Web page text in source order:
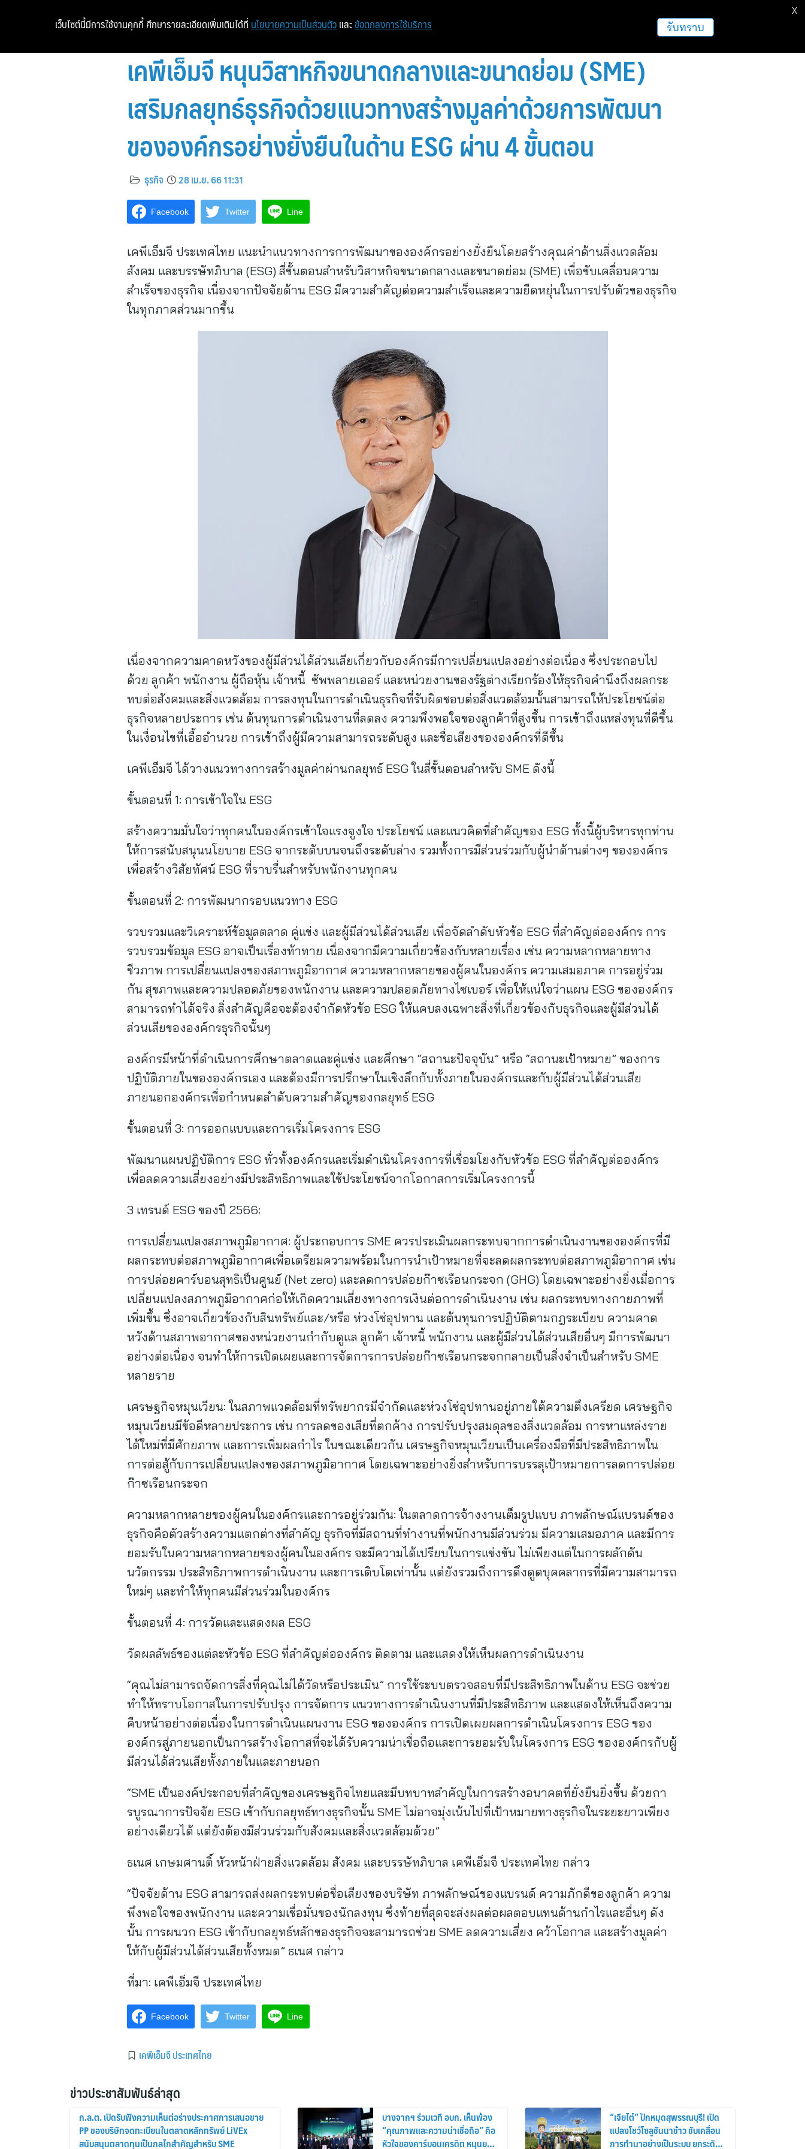
เคพีเอ็มจี หนุนวิสาหกิจขนาดกลางและขนาดย่อม (SME)
เสริมกลยุทธ์ธุรกิจด้วยแนวทางสร้างมูลค่าด้วยการพัฒนา
ขององค์กรอย่างยั่งยืนในด้าน ESG ผ่าน 4 ขั้นตอน
ธุรกิจ 28 เม.ย. 66 11:31
Facebook Twitter Line
เคพีเอ็มจี ประเทศไทย แนะนำแนวทางการการพัฒนาขององค์กรอย่างยั่งยืนโดยสร้างคุณค่าด้านสิ่งแวดล้อม
สังคม และบรรษัทภิบาล (ESG) สี่ขั้นตอนสำหรับวิสาหกิจขนาดกลางและขนาดย่อม (SME) เพื่อขับเคลื่อนความ
สำเร็จของธุรกิจ เนื่องจากปัจจัยด้าน ESG มีความสำคัญต่อความสำเร็จและความยืดหยุ่นในการปรับตัวของธุรกิจ
ในทุกภาคส่วนมากขึ้น
เนื่องจากความคาดหวังของผู้มีส่วนได้ส่วนเสียเกี่ยวกับองค์กรมีการเปลี่ยนแปลงอย่างต่อเนื่อง ซึ่งประกอบไป
ด้วย ลูกค้า พนักงาน ผู้ถือหุ้น เจ้าหนี้ ซัพพลายเออร์ และหน่วยงานของรัฐต่างเรียกร้องให้ธุรกิจคำนึงถึงผลกระ
ทบต่อสังคมและสิ่งแวดล้อม การลงทุนในการดำเนินธุรกิจที่รับผิดชอบต่อสิ่งแวดล้อมนั้นสามารถให้ประโยชน์ต่อ
ธุรกิจหลายประการ เช่น ต้นทุนการดำเนินงานที่ลดลง ความพึงพอใจของลูกค้าที่สูงขึ้น การเข้าถึงแหล่งทุนที่ดีขึ้น
ในเงื่อนไขที่เอื้ออำนวย การเข้าถึงผู้มีความสามารถระดับสูง และชื่อเสียงขององค์กรที่ดีขึ้น
เคพีเอ็มจี ได้วางแนวทางการสร้างมูลค่าผ่านกลยุทธ์ ESG ในสี่ขั้นตอนสำหรับ SME ดังนี้
ขั้นตอนที่ 1: การเข้าใจใน ESG
สร้างความมั่นใจว่าทุกคนในองค์กรเข้าใจแรงจูงใจ ประโยชน์ และแนวคิดที่สำคัญของ ESG ทั้งนี้ผู้บริหารทุกท่าน
ให้การสนับสนุนนโยบาย ESG จากระดับบนจนถึงระดับล่าง รวมทั้งการมีส่วนร่วมกับผู้นำด้านต่างๆ ขององค์กร
เพื่อสร้างวิสัยทัศน์ ESG ที่ราบรื่นสำหรับพนักงานทุกคน
ขั้นตอนที่ 2: การพัฒนากรอบแนวทาง ESG
รวบรวมและวิเคราะห์ข้อมูลตลาด คู่แข่ง และผู้มีส่วนได้ส่วนเสีย เพื่อจัดลำดับหัวข้อ ESG ที่สำคัญต่อองค์กร การ
รวบรวมข้อมูล ESG อาจเป็นเรื่องท้าทาย เนื่องจากมีความเกี่ยวข้องกับหลายเรื่อง เช่น ความหลากหลายทาง
ชีวภาพ การเปลี่ยนแปลงของสภาพภูมิอากาศ ความหลากหลายของผู้คนในองค์กร ความเสมอภาค การอยู่ร่วม
กัน สุขภาพและความปลอดภัยของพนักงาน และความปลอดภัยทางไซเบอร์ เพื่อให้แน่ใจว่าแผน ESG ขององค์กร
สามารถทำได้จริง สิ่งสำคัญคือจะต้องจำกัดหัวข้อ ESG ให้แคบลงเฉพาะสิ่งที่เกี่ยวข้องกับธุรกิจและผู้มีส่วนได้
ส่วนเสียขององค์กรธุรกิจนั้นๆ
องค์กรมีหน้าที่ดำเนินการศึกษาตลาดและคู่แข่ง และศึกษา “สถานะปัจจุบัน” หรือ “สถานะเป้าหมาย” ของการ
ปฏิบัติภายในขององค์กรเอง และต้องมีการปรึกษาในเชิงลึกกับทั้งภายในองค์กรและกับผู้มีส่วนได้ส่วนเสีย
ภายนอกองค์กรเพื่อกำหนดลำดับความสำคัญของกลยุทธ์ ESG
ขั้นตอนที่ 3: การออกแบบและการเริ่มโครงการ ESG
พัฒนาแผนปฏิบัติการ ESG ทั่วทั้งองค์กรและเริ่มดำเนินโครงการที่เชื่อมโยงกับหัวข้อ ESG ที่สำคัญต่อองค์กร
เพื่อลดความเสี่ยงอย่างมีประสิทธิภาพและใช้ประโยชน์จากโอกาสการเริ่มโครงการนี้
3 เทรนด์ ESG ของปี 2566:
การเปลี่ยนแปลงสภาพภูมิอากาศ: ผู้ประกอบการ SME ควรประเมินผลกระทบจากการดำเนินงานขององค์กรที่มี
ผลกระทบต่อสภาพภูมิอากาศเพื่อเตรียมความพร้อมในการนำเป้าหมายที่จะลดผลกระทบต่อสภาพภูมิอากาศ เช่น
การปล่อยคาร์บอนสุทธิเป็นศูนย์ (Net zero) และลดการปล่อยก๊าซเรือนกระจก (GHG) โดยเฉพาะอย่างยิ่งเมื่อการ
เปลี่ยนแปลงสภาพภูมิอากาศก่อให้เกิดความเสี่ยงทางการเงินต่อการดำเนินงาน เช่น ผลกระทบทางกายภาพที่
เพิ่มขึ้น ซึ่งอาจเกี่ยวข้องกับสินทรัพย์และ/หรือ ห่วงโซ่อุปทาน และต้นทุนการปฏิบัติตามกฎระเบียบ ความคาด
หวังด้านสภาพอากาศของหน่วยงานกำกับดูแล ลูกค้า เจ้าหนี้ พนักงาน และผู้มีส่วนได้ส่วนเสียอื่นๆ มีการพัฒนา
อย่างต่อเนื่อง จนทำให้การเปิดเผยและการจัดการการปล่อยก๊าซเรือนกระจกกลายเป็นสิ่งจำเป็นสำหรับ SME
หลายราย
เศรษฐกิจหมุนเวียน: ในสภาพแวดล้อมที่ทรัพยากรมีจำกัดและห่วงโซ่อุปทานอยู่ภายใต้ความตึงเครียด เศรษฐกิจ
หมุนเวียนมีข้อดีหลายประการ เช่น การลดของเสียที่ตกค้าง การปรับปรุงสมดุลของสิ่งแวดล้อม การหาแหล่งราย
ได้ใหม่ที่มีศักยภาพ และการเพิ่มผลกำไร ในขณะเดียวกัน เศรษฐกิจหมุนเวียนเป็นเครื่องมือที่มีประสิทธิภาพใน
การต่อสู้กับการเปลี่ยนแปลงของสภาพภูมิอากาศ โดยเฉพาะอย่างยิ่งสำหรับการบรรลุเป้าหมายการลดการปล่อย
ก๊าซเรือนกระจก
ความหลากหลายของผู้คนในองค์กรและการอยู่ร่วมกัน: ในตลาดการจ้างงานเต็มรูปแบบ ภาพลักษณ์แบรนด์ของ
ธุรกิจคือตัวสร้างความแตกต่างที่สำคัญ ธุรกิจที่มีสถานที่ทำงานที่พนักงานมีส่วนร่วม มีความเสมอภาค และมีการ
ยอมรับในความหลากหลายของผู้คนในองค์กร จะมีความได้เปรียบในการแข่งขัน ไม่เพียงแต่ในการผลักดัน
นวัตกรรม ประสิทธิภาพการดำเนินงาน และการเติบโตเท่านั้น แต่ยังรวมถึงการดึงดูดบุคคลากรที่มีความสามารถ
ใหม่ๆ และทำให้ทุกคนมีส่วนร่วมในองค์กร
ขั้นตอนที่ 4: การวัดและแสดงผล ESG
วัดผลลัพธ์ของแต่ละหัวข้อ ESG ที่สำคัญต่อองค์กร ติดตาม และแสดงให้เห็นผลการดำเนินงาน
“คุณไม่สามารถจัดการสิ่งที่คุณไม่ได้วัดหรือประเมิน” การใช้ระบบตรวจสอบที่มีประสิทธิภาพในด้าน ESG จะช่วย
ทำให้ทราบโอกาสในการปรับปรุง การจัดการ แนวทางการดำเนินงานที่มีประสิทธิภาพ และแสดงให้เห็นถึงความ
คืบหน้าอย่างต่อเนื่องในการดำเนินแผนงาน ESG ขององค์กร การเปิดเผยผลการดำเนินโครงการ ESG ของ
องค์กรสู่ภายนอกเป็นการสร้างโอกาสที่จะได้รับความน่าเชื่อถือและการยอมรับในโครงการ ESG ขององค์กรกับผู้
มีส่วนได้ส่วนเสียทั้งภายในและภายนอก
“SME เป็นองค์ประกอบที่สำคัญของเศรษฐกิจไทยและมีบทบาทสำคัญในการสร้างอนาคตที่ยั่งยืนยิ่งขึ้น ด้วยกา
รบูรณาการปัจจัย ESG เข้ากับกลยุทธ์ทางธุรกิจนั้น SME ไม่อาจมุ่งเน้นไปที่เป้าหมายทางธุรกิจในระยะยาวเพียง
อย่างเดียวได้ แต่ยังต้องมีส่วนร่วมกับสังคมและสิ่งแวดล้อมด้วย”
ธเนศ เกษมศานติ์ หัวหน้าฝ่ายสิ่งแวดล้อม สังคม และบรรษัทภิบาล เคพีเอ็มจี ประเทศไทย กล่าว
“ปัจจัยด้าน ESG สามารถส่งผลกระทบต่อชื่อเสียงของบริษัท ภาพลักษณ์ของแบรนด์ ความภักดีของลูกค้า ความ
พึงพอใจของพนักงาน และความเชื่อมั่นของนักลงทุน ซึ่งท้ายที่สุดจะส่งผลต่อผลตอบแทนด้านกำไรและอื่นๆ ดัง
นั้น การผนวก ESG เข้ากับกลยุทธ์หลักของธุรกิจจะสามารถช่วย SME ลดความเสี่ยง คว้าโอกาส และสร้างมูลค่า
ให้กับผู้มีส่วนได้ส่วนเสียทั้งหมด” ธเนศ กล่าว
ที่มา: เคพีเอ็มจี ประเทศไทย
Facebook Twitter Line
เคพีเอ็มจี ประเทศไทย
ข่าวประชาสัมพันธ์ล่าสุด
ก.ล.ต. เปิดรับฟังความเห็นต่อร่างประกาศการเสนอขาย
PP ของบริษัทจดทะเบียนในตลาดหลักทรัพย์ LiVEx
สนับสนุนตลาดทุนเป็นกลไกสำคัญสำหรับ SME
บางจากฯ ร่วมเวที อบก. เห็นพ้อง
“คุณภาพและความน่าเชื่อถือ” คือ
หัวใจของคาร์บอนเครดิต หนุนยก
“เจียไต๋” ปักหมุดสุพรรณบุรี! เปิด
แปลงโชว์โซลูชันนาข้าว ขับเคลื่อน
การทำนาอย่างเป็นระบบ ยกระดับ
เว็บไซต์นี้มีการใช้งานคุกกี้ ศึกษารายละเอียดเพิ่มเติมได้ที่ นโยบายความเป็นส่วนตัว และ ข้อตกลงการใช้บริการ รับทราบ
X